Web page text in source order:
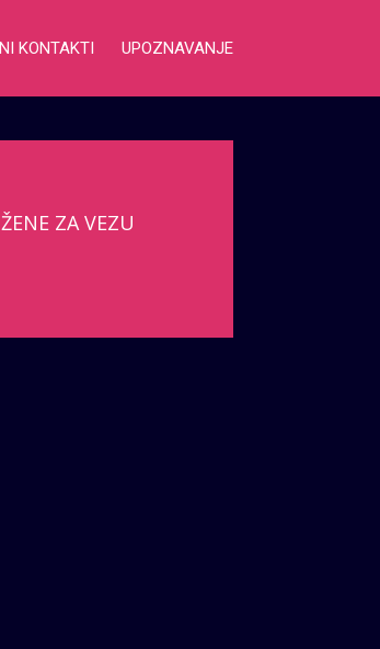
KONTAKTI UPOZNAVANJE
ZA VEZU